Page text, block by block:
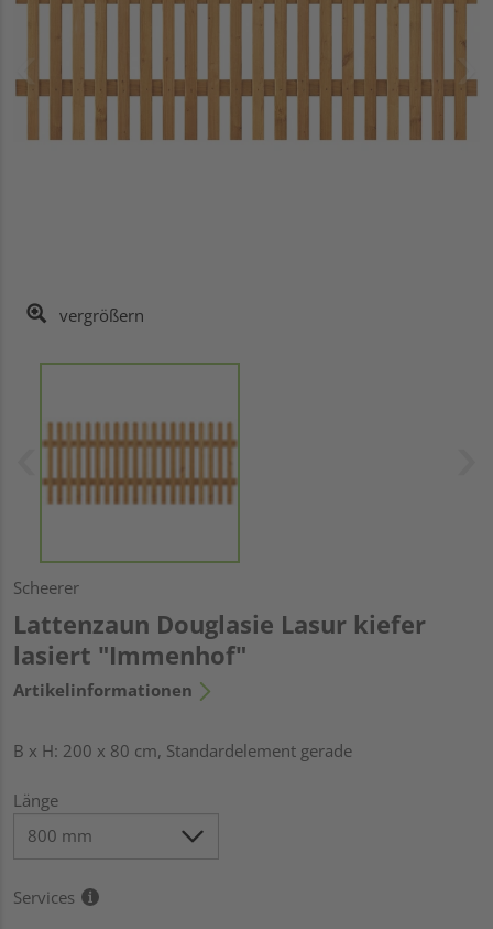
vergrößern
Scheerer
Lattenzaun Douglasie Lasur kiefer
lasiert "Immenhof"
Artikelinformationen
B x H: 200 x 80 cm, Standardelement gerade
Länge
Services